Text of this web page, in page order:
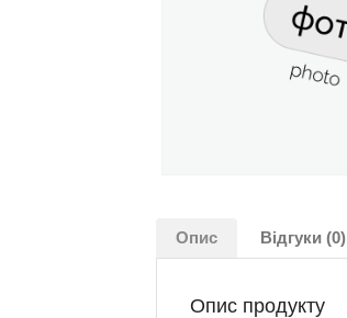
Опис Відгуки (0)
Опис продукту